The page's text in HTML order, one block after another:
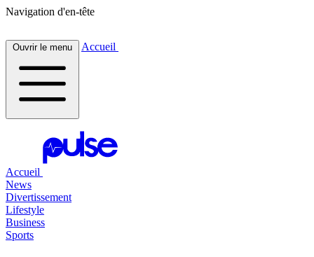
Navigation d'en-tête
Ouvrir le menu Accueil
Accueil
News
Divertissement
Lifestyle
Business
Sports